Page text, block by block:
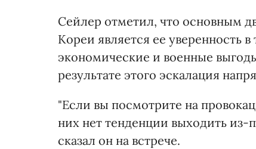
Сейлер отметил, что основным
Кореи является ее уверенность
экономические и военные
результате этого эскалация
"Если вы посмотрите на
них нет тенденции выходить
сказал он на встрече.